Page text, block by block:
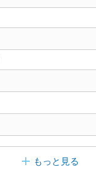
もっと見る